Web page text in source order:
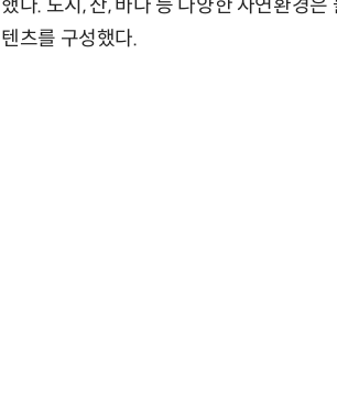
했다. 도시, 산, 바다 등 다양한 자연환경
텐츠를 구성했다.